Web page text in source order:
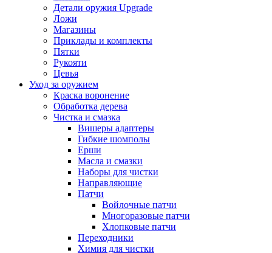
Детали оружия Upgrade
Ложи
Магазины
Приклады и комплекты
Пятки
Рукояти
Цевья
Уход за оружием
Краска воронение
Обработка дерева
Чистка и смазка
Вишеры адаптеры
Гибкие шомполы
Ерши
Масла и смазки
Наборы для чистки
Направляющие
Патчи
Войлочные патчи
Многоразовые патчи
Хлопковые патчи
Переходники
Химия для чистки